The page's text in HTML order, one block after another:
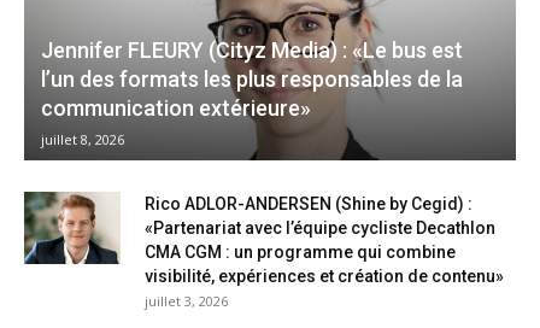
Jennifer FLEURY (Cityz Media) : «Le bus est
l’un des formats les plus responsables de la
communication extérieure»
juillet 8, 2026
Rico ADLOR-ANDERSEN (Shine by Cegid) :
«Partenariat avec l’équipe cycliste Decathlon
CMA CGM : un programme qui combine
visibilité, expériences et création de contenu»
juillet 3, 2026